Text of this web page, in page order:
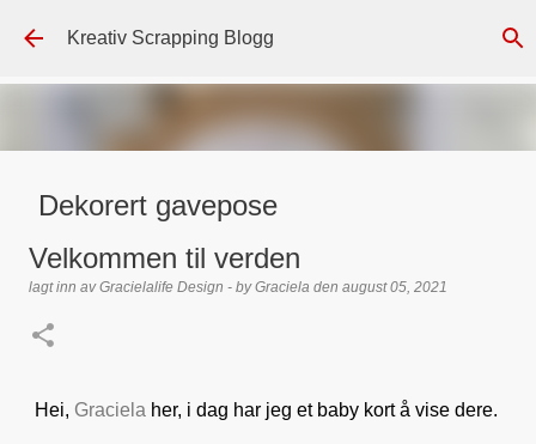
Gå til hovedinnhold
Kreativ Scrapping Blogg
Dekorert gavepose
Velkommen til verden
lagt inn avGracielalife Design - by Graciela den august 05, 2021
Hei, Graciela her, i dag har jeg et baby kort å vise dere.